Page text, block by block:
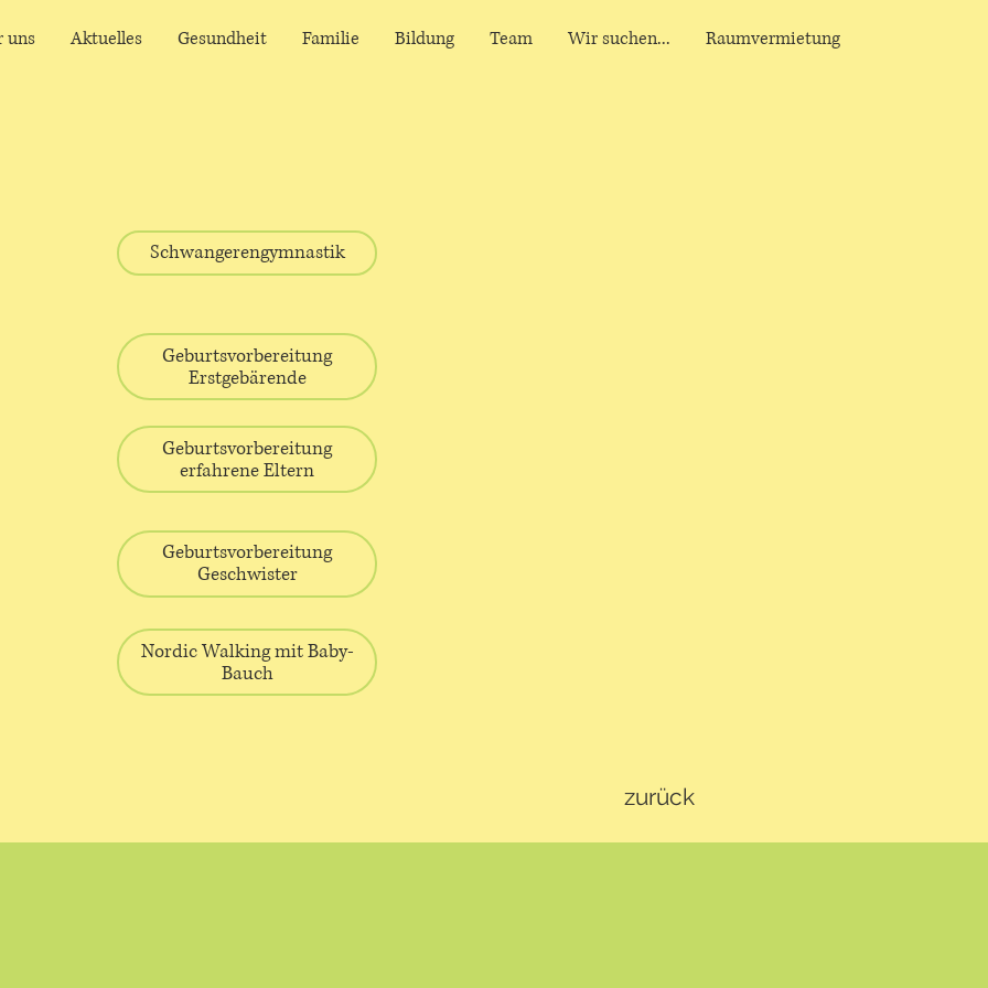
uns Aktuelles Gesundheit Familie Bildung Team Wir suchen... Raumvermietung
Schwangerengymnastik
Geburtsvorbereitung
Erstgebärende
Geburtsvorbereitung
erfahrene Eltern
Geburtsvorbereitung
Geschwister
Nordic Walking mit Baby-
Bauch
zurück